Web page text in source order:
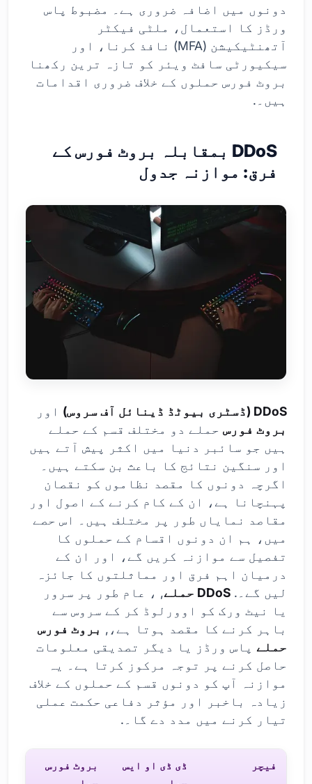
دونوں میں اضافہ ضروری ہے۔ مضبوط پاس
ورڈز کا استعمال، ملٹی فیکٹر
آتھنٹیکیشن (MFA) نافذ کرنا، اور
سیکیورٹی سافٹ ویئر کو تازہ ترین رکھنا
بروٹ فورس حملوں کے خلاف ضروری اقدامات
ہیں۔.
DDoS بمقابلہ بروٹ فورس کے
فرق: موازنہ جدول
DDoS (ڈسٹری بیوٹڈ ڈینائل آف سروس)
اور
بروٹ فورس حملے دو مختلف قسم کے حملے
ہیں جو سائبر دنیا میں اکثر پیش آتے ہیں
اور سنگین نتائج کا باعث بن سکتے ہیں۔
اگرچہ دونوں کا مقصد نظاموں کو نقصان
پہنچانا ہے، ان کے کام کرنے کے اصول اور
مقاصد نمایاں طور پر مختلف ہیں۔ اس حصے
میں، ہم ان دونوں اقسام کے حملوں کا
تفصیل سے موازنہ کریں گے، اور ان کے
درمیان اہم فرق اور مماثلتوں کا جائزہ
لیں گے۔. DDoS حملے
, ، عام طور پر سرور
یا نیٹ ورک کو اوورلوڈ کر کے سروس سے
باہر کرنے کا مقصد ہوتا ہے،, بروٹ فورس
حملے پاس ورڈز یا دیگر تصدیقی معلومات
حاصل کرنے پر توجہ مرکوز کرتا ہے۔ یہ
موازنہ آپ کو دونوں قسم کے حملوں کے خلاف
زیادہ باخبر اور مؤثر دفاعی حکمت عملی
تیار کرنے میں مدد دے گا۔.
فیچر
ڈی ڈی او ایس
بروٹ فورس